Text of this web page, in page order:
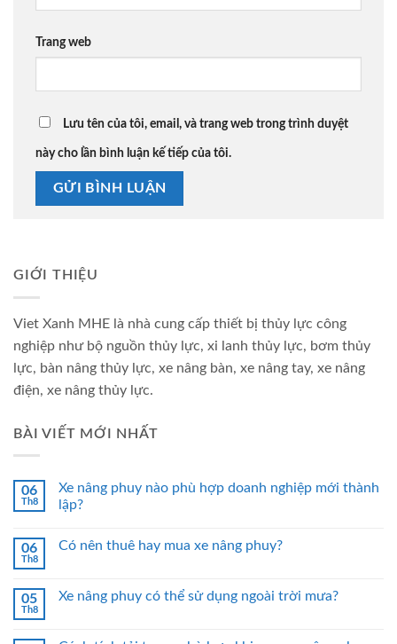
Trang web
Lưu tên của tôi, email, và trang web trong trình duyệt
này cho lần bình luận kế tiếp của tôi.
GIỚI THIỆU
Viet Xanh MHE là nhà cung cấp thiết bị thủy lực công
nghiệp như bộ nguồn thủy lực, xi lanh thủy lực, bơm thủy
lực, bàn nâng thủy lực, xe nâng bàn, xe nâng tay, xe nâng
điện, xe nâng thủy lực.
BÀI VIẾT MỚI NHẤT
06
Th8
Xe nâng phuy nào phù hợp doanh nghiệp mới thành
lập?
06
Th8
Có nên thuê hay mua xe nâng phuy?
05
Th8
Xe nâng phuy có thể sử dụng ngoài trời mưa?